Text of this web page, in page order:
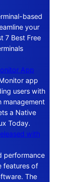
based
your
7 Best Free
App
app
users with
management
a Native
Today.
with
performance
features of
The